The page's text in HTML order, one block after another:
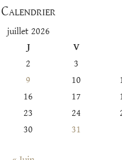
Calendrier
juillet 2026
J
V
2
3
9 10
16 17
23 24
30 31